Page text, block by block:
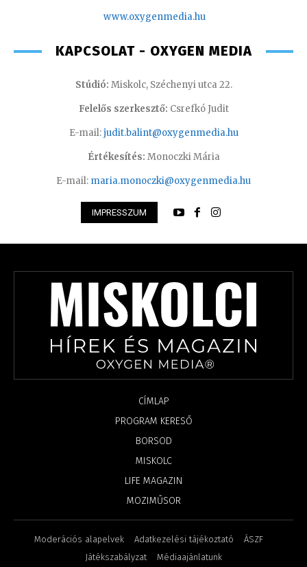
www.oxygenmedia.hu
KAPCSOLAT - OXYGEN MEDIA
Stúdió: Miskolc, Széchenyi utca 22.
Felelős szerkesztő: Csrefkó Judit
E-mail:judit.balint@oxygenmedia.hu
Értékesítés: Monoczki Mária
E-mail: maria.monoczki@oxygenmedia.hu
IMPRESSZUM
CÍMLAP
PROGRAM KERESŐ
BORSOD
MISKOLC
LIFE MAGAZIN
MOZIMŰSOR
Moderációs alapelvek Adatkezelési tájékoztató
ÁSZF
Játékszabályzat
Médiaajánlatunk